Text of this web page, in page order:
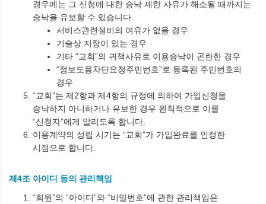
경우에는 그 신청에 대한 승낙 제한 사유가 해소될 때까지는
승낙을 유보할 수 있습니다.
서비스관련설비의 여유가 없을 경우
기술상 지장이 있는 경우
기타 “교회”의 귀책사유로 이용승낙이 곤란한 경우
“정보도용차단요청주민번호”로 등록된 주민번호의
경우
“교회”는 제2항과 제4항의 규정에 의하여 가입신청을
승낙하지 아니하거나 유보한 경우 원칙적으로 이를
“신청자”에게 알리도록 합니다.
이용계약의 성립 시기는 “교회”가 가입완료를 인정한
시점으로 합니다.
제4조 아이디 등의 관리책임
“회원”의 “아이디”와 “비밀번호”에 관한 관리책임은